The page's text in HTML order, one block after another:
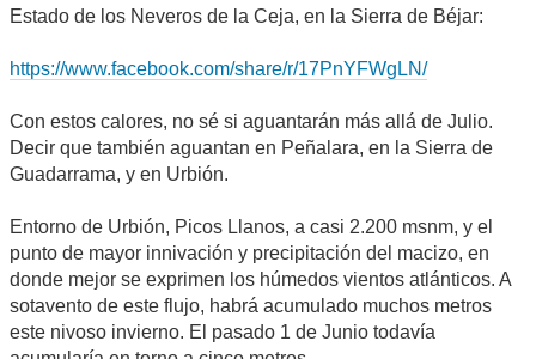
Estado de los Neveros de la Ceja, en la Sierra de Béjar:
https://www.facebook.com/share/r/17PnYFWgLN/
Con estos calores, no sé si aguantarán más allá de Julio.
Decir que también aguantan en Peñalara, en la Sierra de
Guadarrama, y en Urbión.
Entorno de Urbión, Picos Llanos, a casi 2.200 msnm, y el
punto de mayor innivación y precipitación del macizo, en
donde mejor se exprimen los húmedos vientos atlánticos. A
sotavento de este flujo, habrá acumulado muchos metros
este nivoso invierno. El pasado 1 de Junio todavía